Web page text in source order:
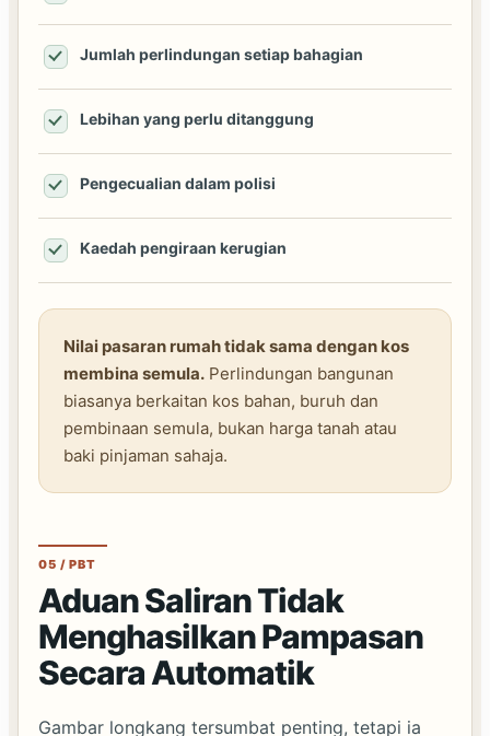
Jumlah perlindungan setiap bahagian
Lebihan yang perlu ditanggung
Pengecualian dalam polisi
Kaedah pengiraan kerugian
Nilai pasaran rumah tidak sama dengan kos
membina semula. Perlindungan bangunan
biasanya berkaitan kos bahan, buruh dan
pembinaan semula, bukan harga tanah atau
baki pinjaman sahaja.
05 / PBT
Aduan Saliran Tidak
Menghasilkan Pampasan
Secara Automatik
Gambar longkang tersumbat penting, tetapi ia